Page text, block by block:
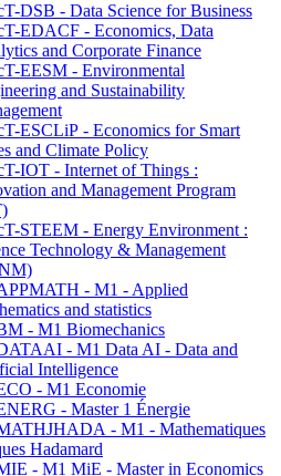
DSB - Data Science for Business
EDACF - Economics, Data
and Corporate Finance
EESM - Environmental
and Sustainability
ESCLiP - Economics for Smart
and Climate Policy
IOT - Internet of Things :
and Management Program
STEEM - Energy Environment :
Technology & Management
- M1 - Applied
and statistics
- M1 Biomechanics
- M1 Data AI - Data and
Intelligence
- M1 Economie
- Master 1 Énergie
- M1 - Mathematiques
Hadamard
- M1 MiE - Master in Economics